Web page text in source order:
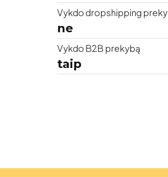
Vykdo dropshipping
ne
Vykdo B2B prekybą
taip